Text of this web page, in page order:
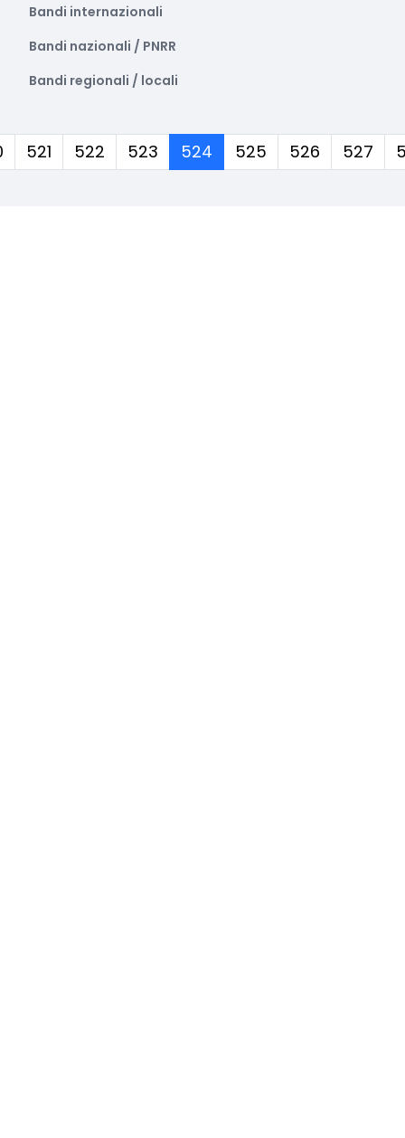
Bandi internazionali
Bandi nazionali / PNRR
Bandi regionali / locali
521 522 523 524 (corrente)
525 526 527